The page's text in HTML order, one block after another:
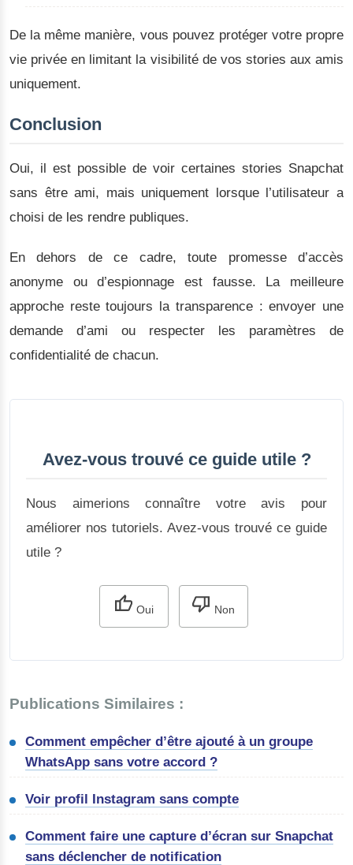
De la même manière, vous pouvez protéger votre propre
vie privée en limitant la visibilité de vos stories aux amis
uniquement.
Conclusion
Oui, il est possible de voir certaines stories Snapchat
sans être ami, mais uniquement lorsque l’utilisateur a
choisi de les rendre publiques.
En dehors de ce cadre, toute promesse d’accès
anonyme ou d’espionnage est fausse. La meilleure
approche reste toujours la transparence : envoyer une
demande d’ami ou respecter les paramètres de
confidentialité de chacun.
Avez-vous trouvé ce guide utile ?
Nous aimerions connaître votre avis pour
améliorer nos tutoriels. Avez-vous trouvé ce guide
utile ?
Oui Non
Publications Similaires :
Comment empêcher d’être ajouté à un groupe
WhatsApp sans votre accord ?
Voir profil Instagram sans compte
Comment faire une capture d’écran sur Snapchat
sans déclencher de notification